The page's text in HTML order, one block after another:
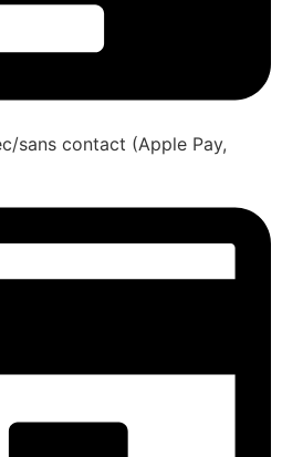
sans contact (Apple Pay,